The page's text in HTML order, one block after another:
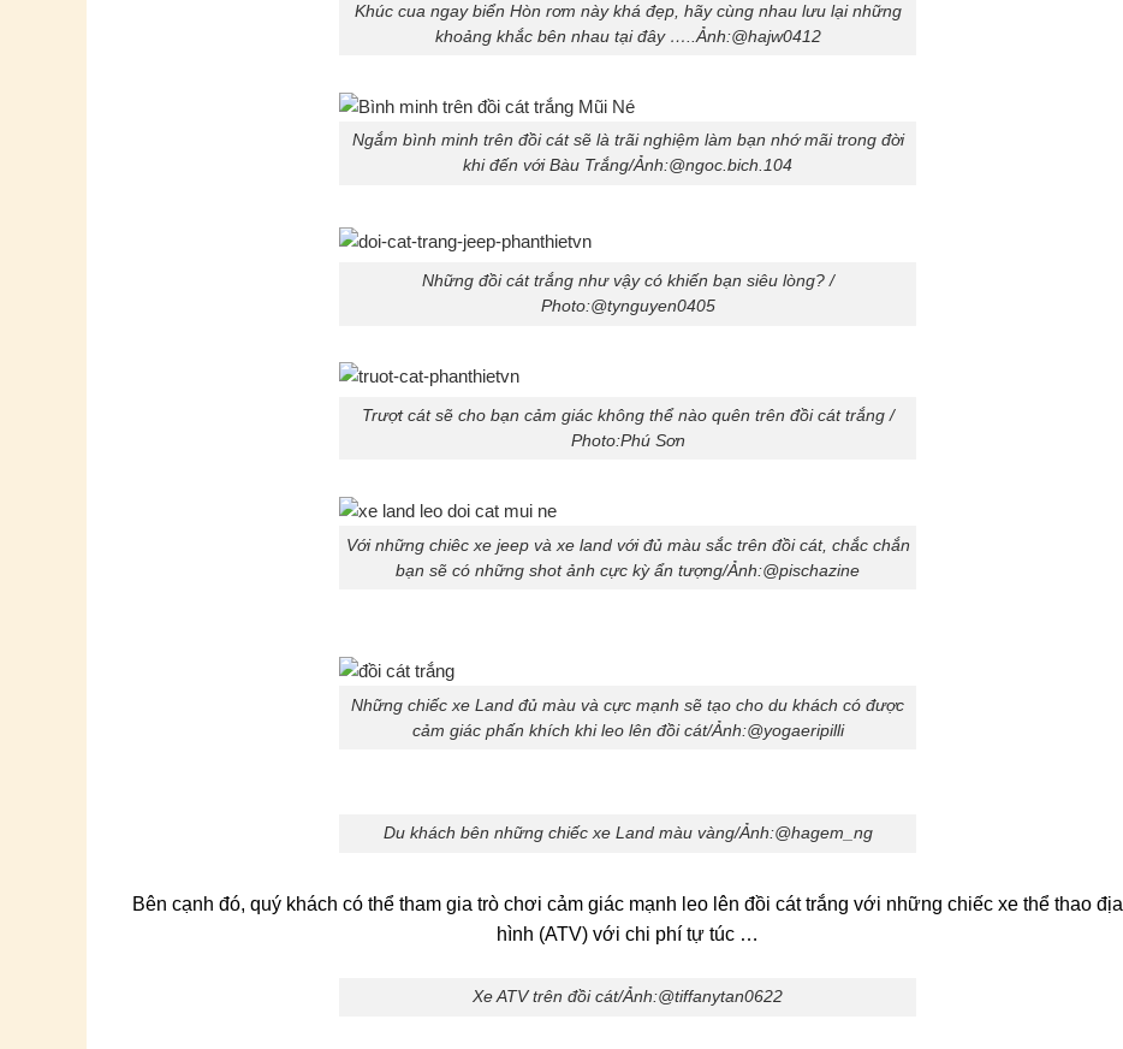
Khúc cua ngay biển Hòn rơm này khá đẹp, hãy cùng nhau lưu lại những
khoảng khắc bên nhau tại đây …..Ảnh:@hajw0412
Ngắm bình minh trên đồi cát sẽ là trãi nghiệm làm bạn nhớ mãi trong đời
khi đến với Bàu Trắng/Ảnh:@ngoc.bich.104
Những đồi cát trắng như vậy có khiến bạn siêu lòng? /
Photo:@tynguyen0405
Trượt cát sẽ cho bạn cảm giác không thể nào quên trên đồi cát trắng /
Photo:Phú Sơn
Với những chiêc xe jeep và xe land với đủ màu sắc trên đồi cát, chắc chắn
bạn sẽ có những shot ảnh cực kỳ ẩn tượng/Ảnh:@pischazine
Những chiếc xe Land đủ màu và cực mạnh sẽ tạo cho du khách có được
cảm giác phấn khích khi leo lên đồi cát/Ảnh:@yogaeripilli
Du khách bên những chiếc xe Land màu vàng/Ảnh:@hagem_ng
Bên cạnh đó, quý khách có thể tham gia trò chơi cảm giác mạnh leo lên đồi cát trắng với những chiếc xe thể thao địa
hình (ATV) với chi phí tự túc …
Xe ATV trên đồi cát/Ảnh:@tiffanytan0622